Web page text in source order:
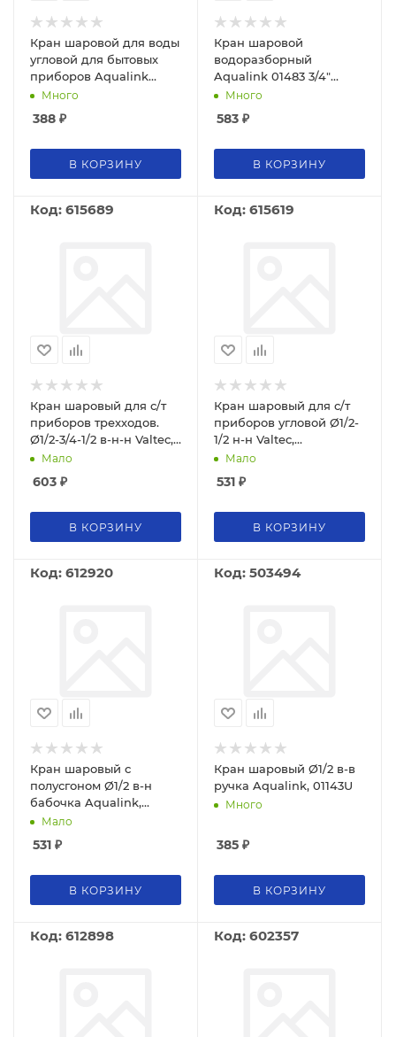
Кран шаровой для воды
угловой для бытовых
приборов Aqualink
01180 Ø1/2"-3/4" н-н с
Много
388 ₽
В КОРЗИНУ
Кран шаровой
водоразборный
Aqualink 01483 3/4"
бабочка
Много
583 ₽
В КОРЗИНУ
Код: 615689
Кран шаровый для с/т
приборов трехходов.
Ø1/2-3/4-1/2 в-н-н Valtec,
VT.256.N.04UP
Мало
603 ₽
В КОРЗИНУ
Код: 615619
Кран шаровый для с/т
приборов угловой Ø1/2-
1/2 н-н Valtec,
VT.392.N.04UP
Мало
531 ₽
В КОРЗИНУ
Код: 612920
Кран шаровый с
полусгоном Ø1/2 в-н
бабочка Aqualink,
01167U
Мало
531 ₽
В КОРЗИНУ
Код: 503494
Кран шаровый Ø1/2 в-в
ручка Aqualink, 01143U
Много
385 ₽
В КОРЗИНУ
Код: 612898 Код: 602357